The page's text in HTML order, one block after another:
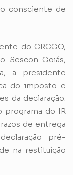
consciente de
do CRCGO,
Sescon-Goiás,
a presidente
do imposto e
da declaração.
programa do IR
de entrega
pré-
na restituição